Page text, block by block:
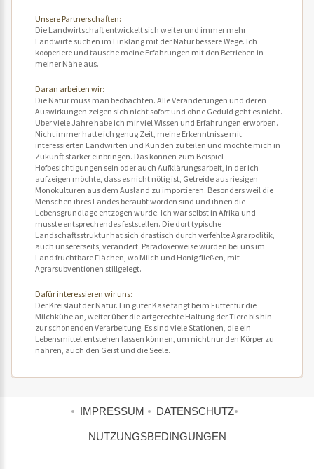
Unsere Partnerschaften:
Die Landwirtschaft entwickelt sich weiter und immer mehr
Landwirte suchen im Einklang mit der Natur bessere Wege. Ich
kooperiere und tausche meine Erfahrungen mit den Betrieben in
meiner Nähe aus.
Daran arbeiten wir:
Die Natur muss man beobachten. Alle Veränderungen und deren
Auswirkungen zeigen sich nicht sofort und ohne Geduld geht es nicht.
Über viele Jahre habe ich mir viel Wissen und Erfahrungen erworben.
Nicht immer hatte ich genug Zeit, meine Erkenntnisse mit
interessierten Landwirten und Kunden zu teilen und möchte mich in
Zukunft stärker einbringen. Das können zum Beispiel
Hofbesichtigungen sein oder auch Aufklärungsarbeit, in der ich
aufzeigen möchte, dass es nicht nötig ist, Getreide aus riesigen
Monokulturen aus dem Ausland zu importieren. Besonders weil die
Menschen ihres Landes beraubt worden sind und ihnen die
Lebensgrundlage entzogen wurde. Ich war selbst in Afrika und
musste entsprechendes feststellen. Die dort typische
Landschaftsstruktur hat sich drastisch durch verfehlte Agrarpolitik,
auch unsererseits, verändert. Paradoxerweise wurden bei uns im
Land fruchtbare Flächen, wo Milch und Honig fließen, mit
Agrarsubventionen stillgelegt.
Dafür interessieren wir uns:
Der Kreislauf der Natur. Ein guter Käse fängt beim Futter für die
Milchkühe an, weiter über die artgerechte Haltung der Tiere bis hin
zur schonenden Verarbeitung. Es sind viele Stationen, die ein
Lebensmittel entstehen lassen können, um nicht nur den Körper zu
nähren, auch den Geist und die Seele.
IMPRESSUM DATENSCHUTZ
NUTZUNGSBEDINGUNGEN